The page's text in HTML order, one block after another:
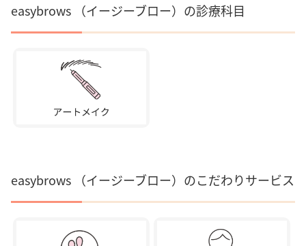
easybrows （イージーブロー）の診療科目
easybrows （イージーブロー）のこだわりサービス